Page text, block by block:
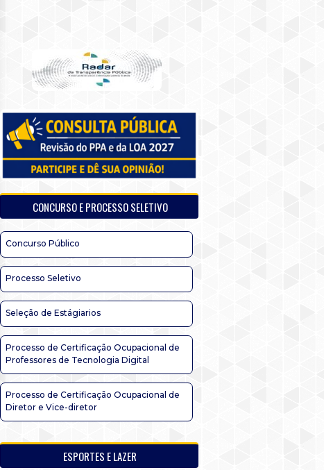
CONCURSO E PROCESSO SELETIVO
Concurso Público
Processo Seletivo
Seleção de Estágiarios
Processo de Certificação Ocupacional de
Professores de Tecnologia Digital
Processo de Certificação Ocupacional de
Diretor e Vice-diretor
ESPORTES E LAZER